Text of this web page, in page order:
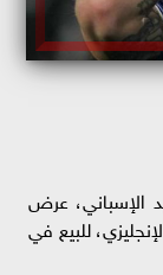
الإسباني، عرض
للبيع في